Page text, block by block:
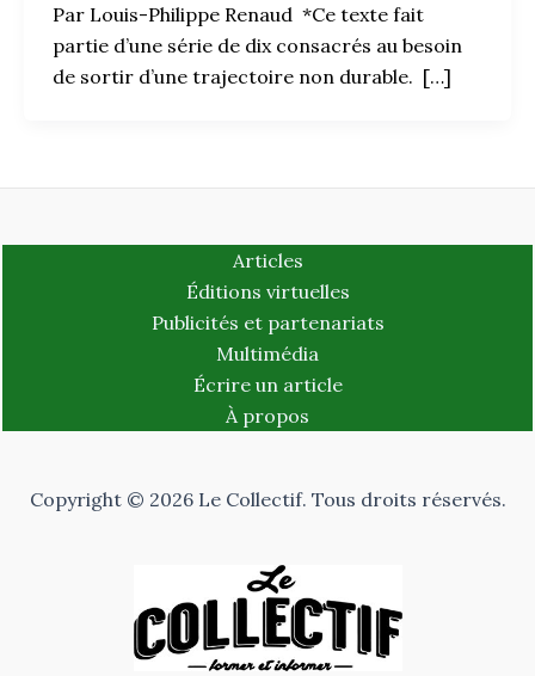
Par Louis-Philippe Renaud *Ce texte fait
partie d’une série de dix consacrés au besoin
de sortir d’une trajectoire non durable. […]
Articles
Éditions virtuelles
Publicités et partenariats
Multimédia
Écrire un article
À propos
Copyright © 2026 Le Collectif. Tous droits réservés.